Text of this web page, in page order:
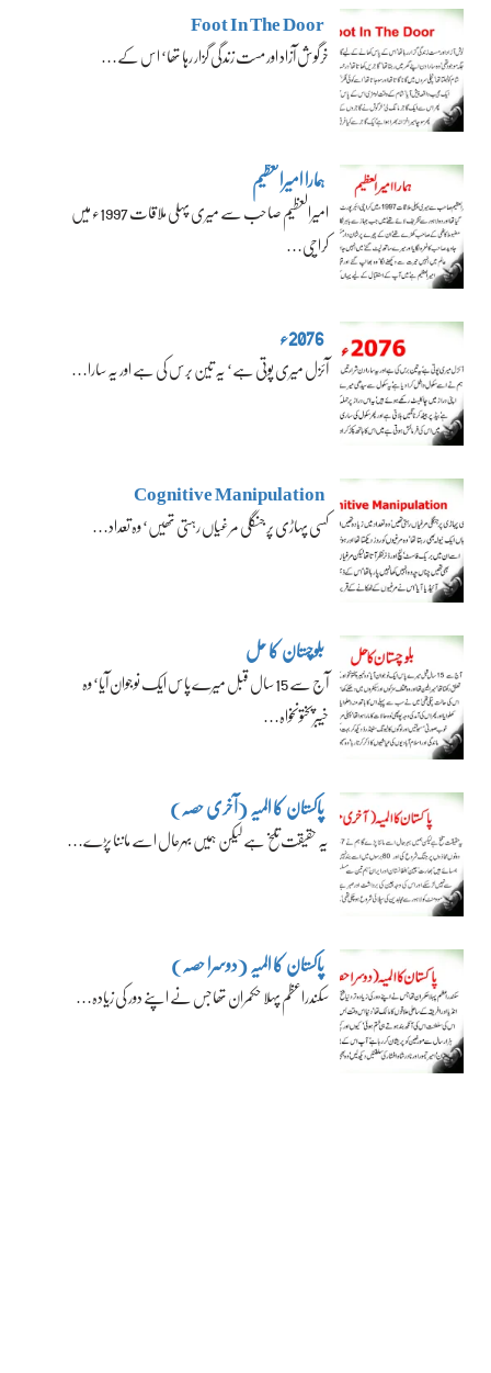
Foot In The Door
خرگوش آزاد اور مست زندگی گزار رہا تھا‘ اس کے…
ہمارا امیرالعظیم
امیرالعظیم صاحب سے میری پہلی ملاقات 1997ء میں
کراچی…
2076ء
آئزل میری پوتی ہے‘ یہ تین برس کی ہے اور یہ سارا…
Cognitive Manipulation
کسی پہاڑی پر جنگلی مرغیاں رہتی تھیں‘ وہ تعداد…
بلوچستان کا حل
آج سے 15 سال قبل میرے پاس ایک نوجوان آیا‘ وہ
خیبرپختونخواہ…
پاکستان کا المیہ (آخری حصہ)
یہ حقیقت تلخ ہے لیکن ہمیں بہرحال اسے ماننا پڑے…
پاکستان کا المیہ (دوسرا حصہ)
سکندراعظم پہلا حکمران تھا جس نے اپنے دور کی زیادہ…